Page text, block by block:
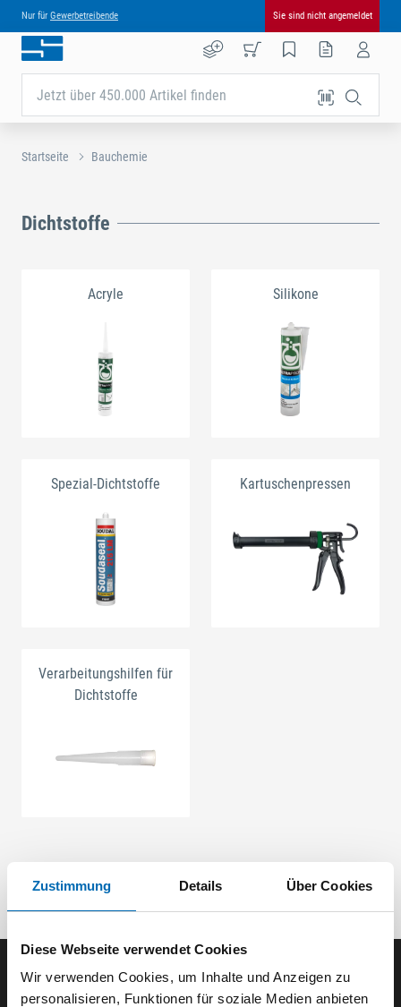
Zustimmung Details Über Cookies
Diese Webseite verwendet Cookies
Wir verwenden Cookies, um Inhalte und Anzeigen zu
personalisieren, Funktionen für soziale Medien anbieten
Nur für Gewerbetreibende Sie sind nicht angemeldet
Jetzt über 450.000 Artikel finden
Startseite Bauchemie
Dichtstoffe
Acryle Silikone
Spezial-Dichtstoffe Kartuschenpressen
Verarbeitungshilfen für
Dichtstoffe
Der SEEFELDER Newsletter